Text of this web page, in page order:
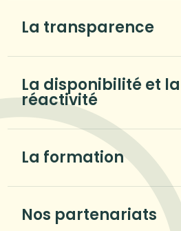
La transparence
La disponibilité et la
réactivité
La formation
Nos partenariats